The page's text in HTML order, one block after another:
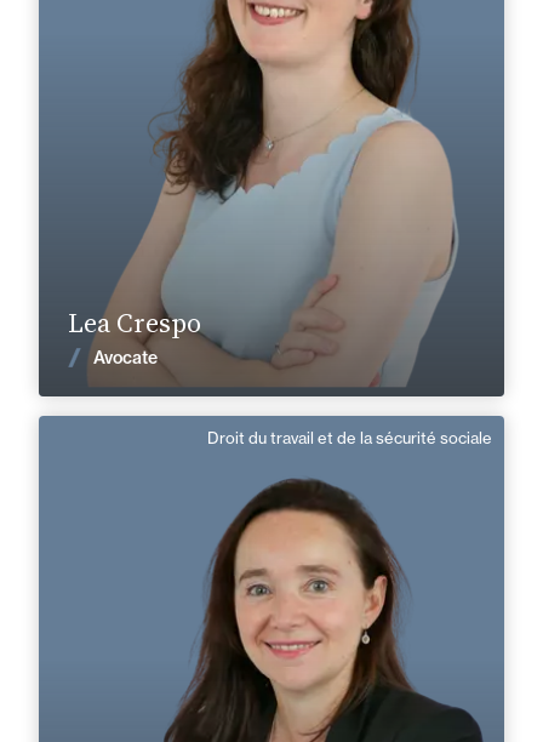
Lea Crespo
Avocate
Créteil
+33 1 45 13 12 60
lea.crespo@fidal.com
En savoir plus
Voir les actualités
Droit du travail et de la sécurité sociale
Responsable de Mission
Domaine d’expertises :
Droit du travail et de la sécurité sociale
Créteil
+33 1 45 13 12 60